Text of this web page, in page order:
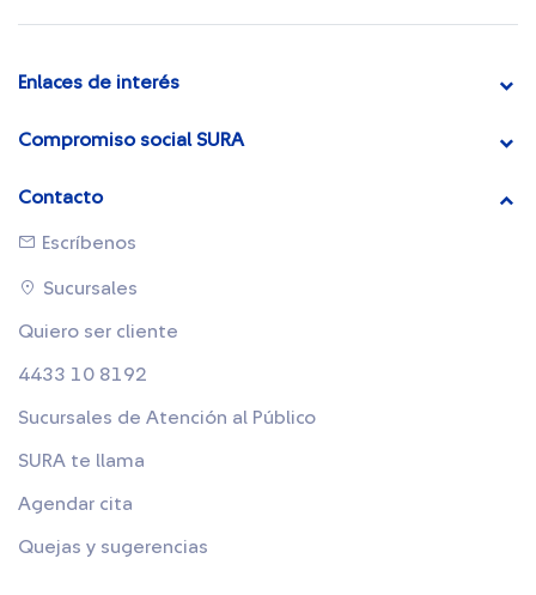
Enlaces de interés
Compromiso social SURA
Contacto
Escríbenos
Sucursales
Quiero ser cliente
4433 10 8192
Sucursales de Atención al Público
SURA te llama
Agendar cita
Quejas y sugerencias